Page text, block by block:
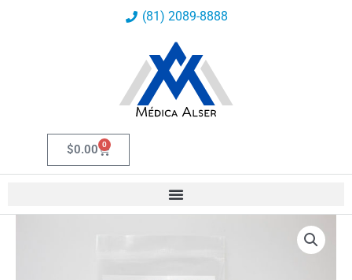
(81) 2089-8888
$0.00 0
Carrito